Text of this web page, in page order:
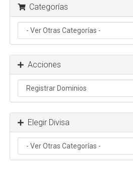
Categorías
Acciones
Elegir Divisa